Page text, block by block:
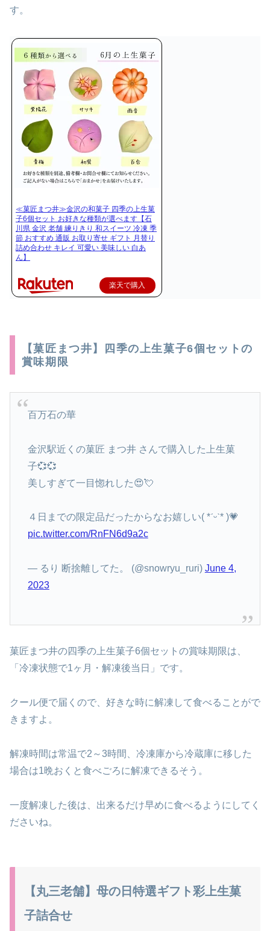
す。
≪菓匠まつ井≫金沢の和菓子 四季の上生菓
子6個セット お好きな種類が選べます【石
川県 金沢 老舗 練りきり 和スイーツ 冷凍 季
節 おすすめ 通販 お取り寄せ ギフト 月替り
詰め合わせ キレイ 可愛い 美味しい 白あ
ん】
楽天で購入
【菓匠まつ井】四季の上生菓子6個セットの
賞味期限
百万石の華
金沢駅近くの菓匠 まつ井 さんで購入した上生菓
子💞💞
美しすぎて一目惚れした😍💘
４日までの限定品だったからなお嬉しい( *ˊᵕˋ* )💗
pic.twitter.com/RnFN6d9a2c
— るり 断捨離してた。 (@snowryu_ruri) June 4,
2023
菓匠まつ井の四季の上生菓子6個セットの賞味期限は、
「冷凍状態で1ヶ月・解凍後当日」です。
クール便で届くので、好きな時に解凍して食べることがで
きますよ。
解凍時間は常温で2～3時間、冷凍庫から冷蔵庫に移した
場合は1晩おくと食べごろに解凍できるそう。
一度解凍した後は、出来るだけ早めに食べるようにしてく
ださいね。
【丸三老舗】母の日特選ギフト彩上生菓
子詰合せ